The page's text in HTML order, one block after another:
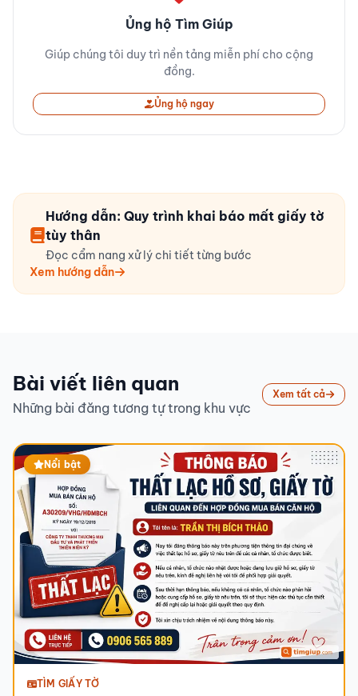
Ủng hộ Tìm Giúp
Giúp chúng tôi duy trì nền tảng miễn phí cho cộng
đồng.
Ủng hộ ngay
Hướng dẫn: Quy trình khai báo mất giấy tờ
tùy thân
Đọc cẩm nang xử lý chi tiết từng bước
Xem hướng dẫn
Bài viết liên quan
Những bài đăng tương tự trong khu vực
Xem tất cả
Nổi bật
TÌM GIẤY TỜ